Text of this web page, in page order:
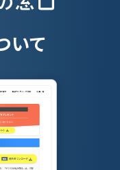
授業支援シス
いて